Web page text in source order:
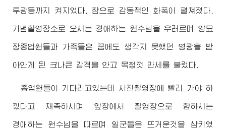
투광등까지 켜지였다. 참으로 감동적인 화폭이 펼쳐졌다.
기념촬영장소로 오시는 경애하는 원수님 을 우러르며 양묘
장종업원들과 가족들은 꿈에도 생각지 못했던 영광을 받
아안게 된 크나큰 감격을 안고 목청껏 만세를 불렀다.
종업원들이 기다리고있는데 사진촬영장에 빨리 가야 하
겠다고 재촉하시며 앞장에서 촬영장으로 향하시는
경애하는 원수님 을 따르며 일군들은 뜨거운것을 삼키였